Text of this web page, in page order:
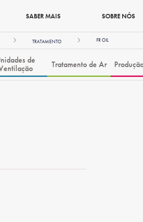
SABER MAIS SOBRE NÓS
TRATAMENTO FR OIL
de
Tratamento de Ar